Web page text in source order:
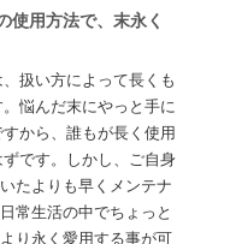
使用方法で、末永く
扱い方によって長くも
悩んだ末にやっと手に
すから、誰もが長く使用
ずです。しかし、ご自身
たよりも早くメンテナ
常生活の中でちょっと
り永く愛用する事が可